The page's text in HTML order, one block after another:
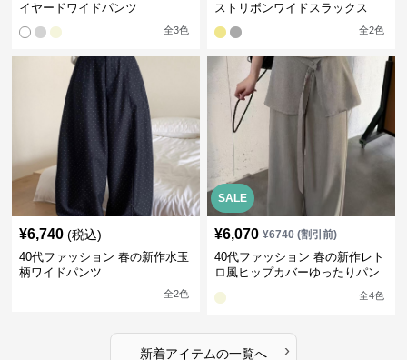
イヤードワイドパンツ
全3色
ストリボンワイドスラックス
全2色
¥6,740 (税込)
40代ファッション 春の新作水玉
柄ワイドパンツ
全2色
SALE
¥6,070 ¥6740(割引前)
40代ファッション 春の新作レト
ロ風ヒップカバーゆったりパン
全4色
新着アイテムの一覧へ ›